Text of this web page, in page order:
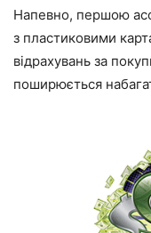
Напевно, першою
з пластиковими
відрахувань за
поширюється